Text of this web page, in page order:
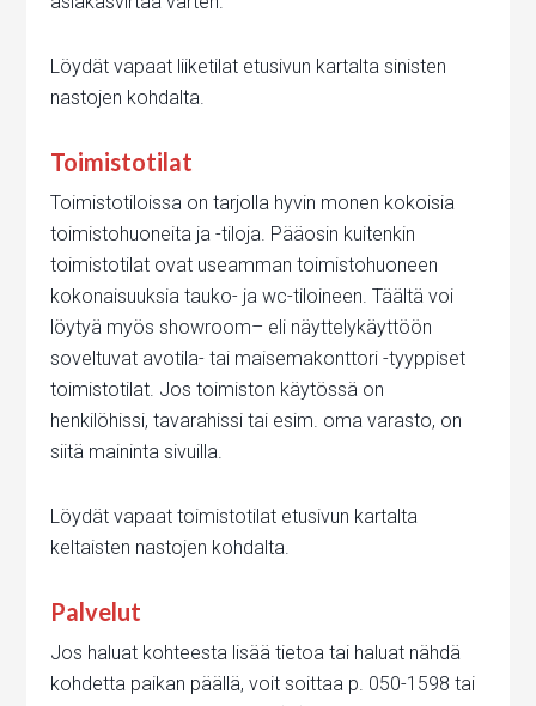
Löydät vapaat liiketilat etusivun kartalta sinisten
nastojen kohdalta.
Toimistotilat
Toimistotiloissa on tarjolla hyvin monen kokoisia
toimistohuoneita ja -tiloja. Pääosin kuitenkin
toimistotilat ovat useamman toimistohuoneen
kokonaisuuksia tauko- ja wc-tiloineen. Täältä voi
löytyä myös showroom– eli näyttelykäyttöön
soveltuvat avotila- tai maisemakonttori -tyyppiset
toimistotilat. Jos toimiston käytössä on
henkilöhissi, tavarahissi tai esim. oma varasto, on
siitä maininta sivuilla.
Löydät vapaat toimistotilat etusivun kartalta
keltaisten nastojen kohdalta.
Palvelut
Jos haluat kohteesta lisää tietoa tai haluat nähdä
kohdetta paikan päällä, voit soittaa p. 050-1598 tai